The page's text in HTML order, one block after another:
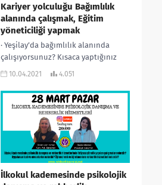
Kariyer yolculuğu Bağımlılık
alanında çalışmak, Eğitim
yöneticiliği yapmak
· Yeşilay’da bağımlılık alanında
çalışıyorsunuz? Kısaca yaptığınız
işlerden bahseder misiniz? · Eğitim
ilgili bir alanda çalışmaya nasıl...
10.04.2021 4.051
İlkokul kademesinde psikolojik